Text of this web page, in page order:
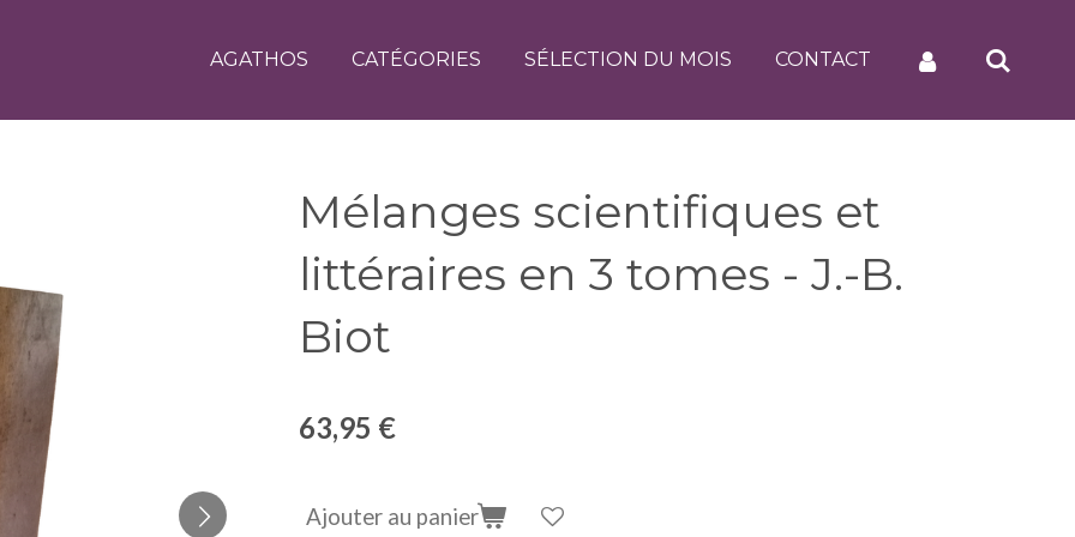
AGATHOS CATÉGORIES SÉLECTION DU MOIS CONTACT
Mélanges scientifiques et
littéraires en 3 tomes - J.-B.
Biot
63,95 €
Ajouter au panier